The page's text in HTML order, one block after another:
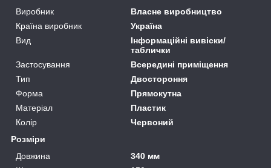
Виробник
Власне виробництво
Країна виробник
Україна
Вид
Інформаційні вивіски/
таблички
Застосування
Всередині приміщення
Тип
Двостороння
Форма
Прямокутна
Матеріал
Пластик
Колір
Червоний
Розміри
Довжина
340 мм